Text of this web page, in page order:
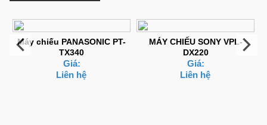
Máy chiếu PANASONIC PT-
TX340
Giá:
Liên hệ
MÁY CHIẾU SONY VPL-
DX220
Giá:
Liên hệ